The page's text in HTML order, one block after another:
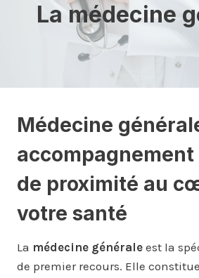
La médecine
Médecine
de proximité au
votre santé
La médecine générale est la
de premier recours. Elle